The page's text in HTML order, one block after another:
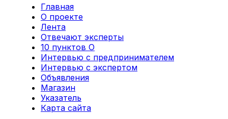
Главная
О проекте
Лента
Отвечают эксперты
10 пунктов О
Интервью с предпринимателем
Интервью с экспертом
Объявления
Магазин
Указатель
Карта сайта